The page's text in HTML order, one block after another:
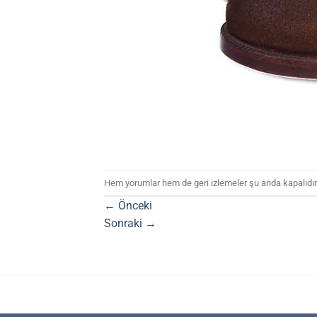
Hem yorumlar hem de geri izlemeler şu anda
← Önceki
Sonraki →